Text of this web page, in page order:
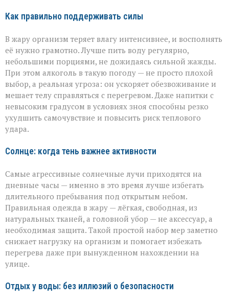
Как правильно поддерживать силы
В жару организм теряет влагу интенсивнее, и восполнять
её нужно грамотно. Лучше пить воду регулярно,
небольшими порциями, не дожидаясь сильной жажды.
При этом алкоголь в такую погоду — не просто плохой
выбор, а реальная угроза: он ускоряет обезвоживание и
мешает телу справляться с перегревом. Даже напитки с
невысоким градусом в условиях зноя способны резко
ухудшить самочувствие и повысить риск теплового
удара.
Солнце: когда тень важнее активности
Самые агрессивные солнечные лучи приходятся на
дневные часы — именно в это время лучше избегать
длительного пребывания под открытым небом.
Правильная одежда в жару — лёгкая, свободная, из
натуральных тканей, а головной убор — не аксессуар, а
необходимая защита. Такой простой набор мер заметно
снижает нагрузку на организм и помогает избежать
перегрева даже при вынужденном нахождении на
улице.
Отдых у воды: без иллюзий о безопасности